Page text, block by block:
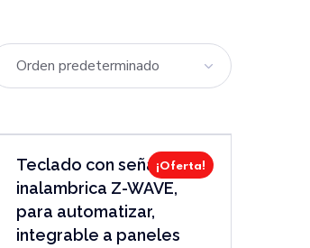
¡Oferta!
Teclado con señal
inalambrica Z-WAVE,
para automatizar,
integrable a paneles